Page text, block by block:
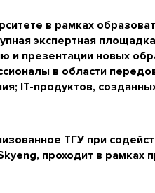
в рамках
экспертная
и презентации новых
в области
IT-продуктов,
ТГУ при
проходит в рамках